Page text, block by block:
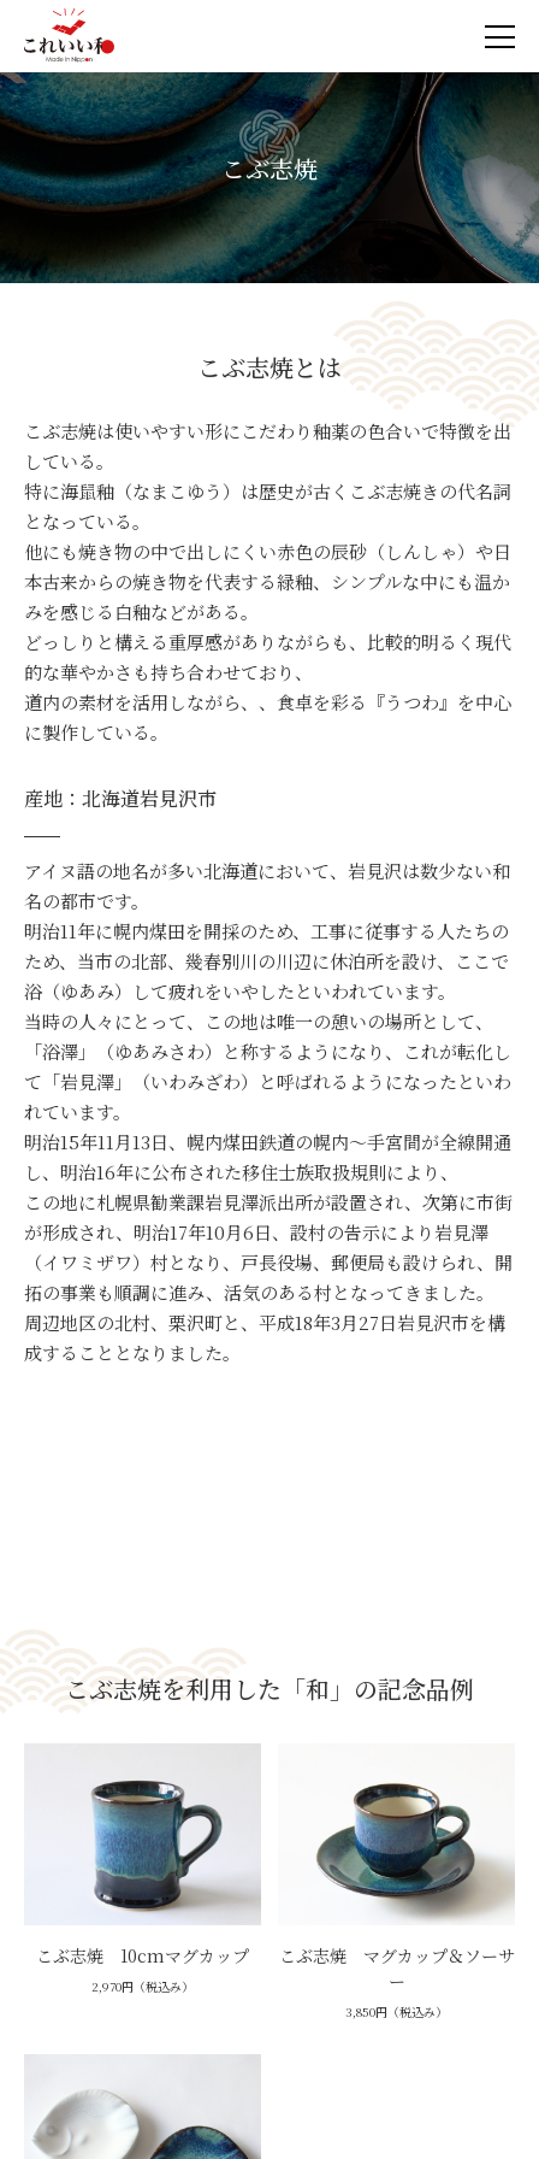
こぶ志焼
こぶ志焼とは
こぶ志焼は使いやすい形にこだわり釉薬の色合いで特徴を出
している。
特に海鼠釉（なまこゆう）は歴史が古くこぶ志焼きの代名詞
となっている。
他にも焼き物の中で出しにくい赤色の辰砂（しんしゃ）や日
本古来からの焼き物を代表する緑釉、シンプルな中にも温か
みを感じる白釉などがある。
どっしりと構える重厚感がありながらも、比較的明るく現代
的な華やかさも持ち合わせており、
道内の素材を活用しながら、、食卓を彩る『うつわ』を中心
に製作している。
産地：北海道岩見沢市
アイヌ語の地名が多い北海道において、岩見沢は数少ない和
名の都市です。
明治11年に幌内煤田を開採のため、工事に従事する人たちの
ため、当市の北部、幾春別川の川辺に休泊所を設け、ここで
浴（ゆあみ）して疲れをいやしたといわれています。
当時の人々にとって、この地は唯一の憩いの場所として、
「浴澤」（ゆあみさわ）と称するようになり、これが転化し
て「岩見澤」（いわみざわ）と呼ばれるようになったといわ
れています。
明治15年11月13日、幌内煤田鉄道の幌内～手宮間が全線開通
し、明治16年に公布された移住士族取扱規則により、
この地に札幌県勧業課岩見澤派出所が設置され、次第に市街
が形成され、明治17年10月6日、設村の告示により岩見澤
（イワミザワ）村となり、戸長役場、郵便局も設けられ、開
拓の事業も順調に進み、活気のある村となってきました。
周辺地区の北村、栗沢町と、平成18年3月27日岩見沢市を構
成することとなりました。
こぶ志焼を利用した「和」の記念品例
こぶ志焼 10cmマグカップ
2,970円（税込み）
こぶ志焼 マグカップ＆ソーサ
ー
3,850円（税込み）